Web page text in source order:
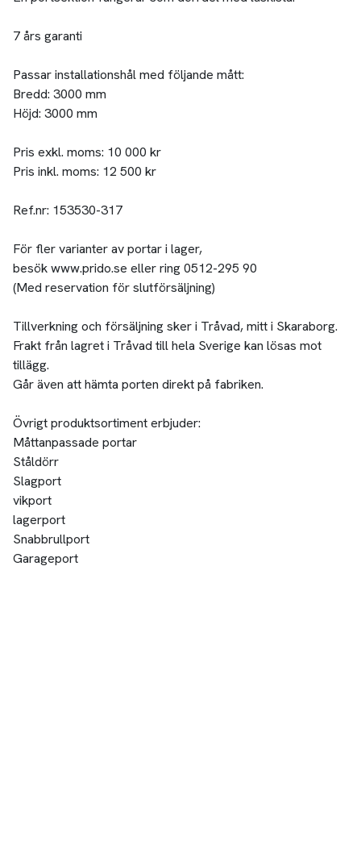
7 års garanti
Passar installationshål med följande mått:
Bredd: 3000 mm
Höjd: 3000 mm
Pris exkl. moms: 10 000 kr
Pris inkl. moms: 12 500 kr
Ref.nr: 153530-317
För fler varianter av portar i lager,
besök www.prido.se eller ring 0512-295 90
(Med reservation för slutförsäljning)
Tillverkning och försäljning sker i Tråvad, mitt i Skaraborg.
Frakt från lagret i Tråvad till hela Sverige kan lösas mot
tillägg.
Går även att hämta porten direkt på fabriken.
Övrigt produktsortiment erbjuder:
Måttanpassade portar
Ståldörr
Slagport
vikport
lagerport
Snabbrullport
Garageport